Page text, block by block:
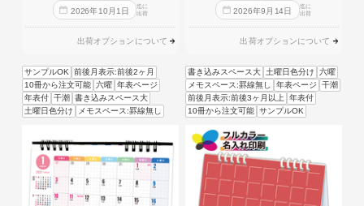
2026年10 月1 日
迄に
出荷
出荷オプションについて
サンプルOK 前後月表示:前後2ヶ月
10冊から注文可能 六曜 年表ページ
年表付 干潮 書き込みスペース大
土曜日色分け
メモスペース:罫線無し
2026年9 月 14日
迄に
出荷
出荷オプションについて
書き込みスペース大 土曜日色分け
六曜
メモスペース:罫線無し
年表ページ
干潮
前後月表示:前後3ヶ月以上 年表付
10冊から注文可能 サンプルOK